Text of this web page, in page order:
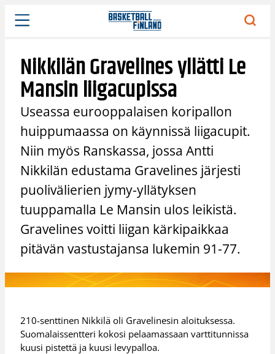
Siirry
sisältöön
Nikkilän Gravelines yllätti Le
Mansin liigacupissa
Useassa eurooppalaisen koripallon
huippumaassa on käynnissä liigacupit.
Niin myös Ranskassa, jossa Antti
Nikkilän edustama Gravelines järjesti
puolivälierien jymy-yllätyksen
tuuppamalla Le Mansin ulos leikistä.
Gravelines voitti liigan kärkipaikkaa
pitävän vastustajansa lukemin 91-77.
210-senttinen Nikkilä oli Gravelinesin aloituksessa.
Suomalaissentteri kokosi pelaamassaan varttitunnissa
kuusi pistettä ja kuusi levypalloa.